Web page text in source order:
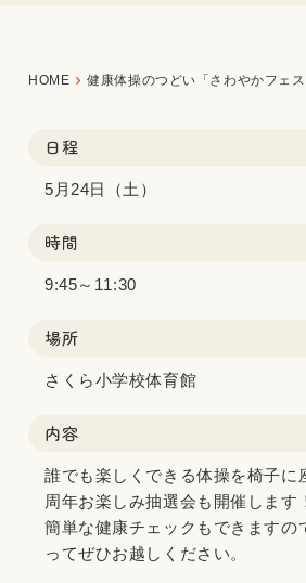
HOME 健康体操のつどい「さわやかフェス
日程
5月24日（土）
時間
9:45～11:30
場所
さくら小学校体育館
内容
誰でも楽しくできる体操を椅子に
周年お楽しみ抽選会も開催します
簡単な健康チェックもできますの
ってぜひお越しください。